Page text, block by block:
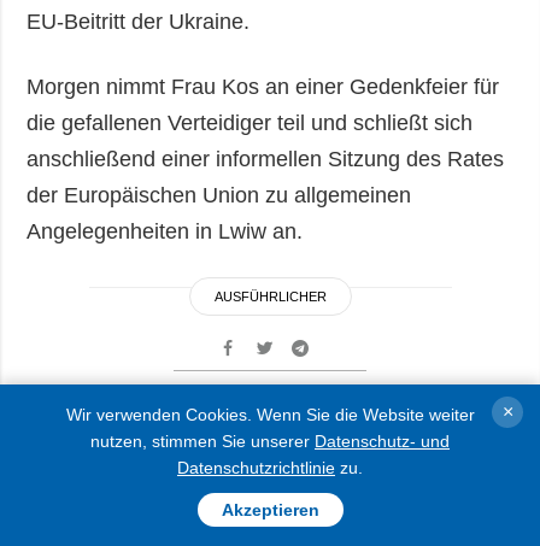
EU-Beitritt der Ukraine.
Morgen nimmt Frau Kos an einer Gedenkfeier für
die gefallenen Verteidiger teil und schließt sich
anschließend einer informellen Sitzung des Rates
der Europäischen Union zu allgemeinen
Angelegenheiten in Lwiw an.
AUSFÜHRLICHER
Russische Truppen
beschießen Region Donezk
über 1.700 Mal
Wir verwenden Cookies. Wenn Sie die Website weiter
nutzen, stimmen Sie unserer Datenschutz- und
Datenschutzrichtlinie zu.
Akzeptieren
×